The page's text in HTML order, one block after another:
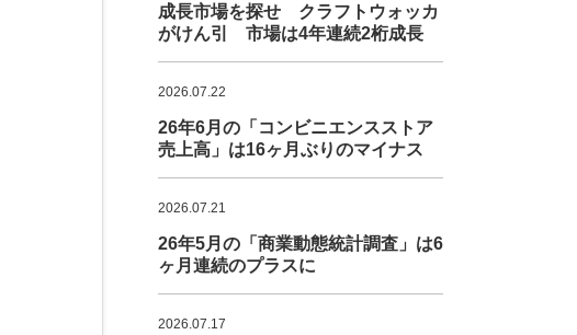
成長市場を探せ クラフトウォッカ
がけん引 市場は4年連続2桁成長
2026.07.22
26年6月の「コンビニエンスストア
売上高」は16ヶ月ぶりのマイナス
2026.07.21
26年5月の「商業動態統計調査」は6
ヶ月連続のプラスに
2026.07.17